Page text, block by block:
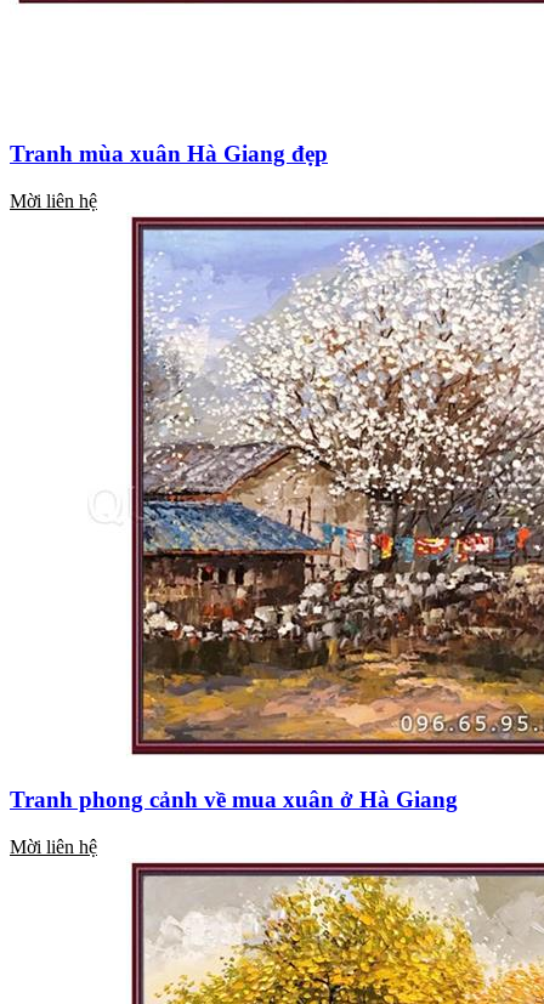
Tranh mùa xuân Hà Giang đẹp
Mời liên hệ
Tranh phong cảnh về mua xuân ở Hà Giang
Mời liên hệ